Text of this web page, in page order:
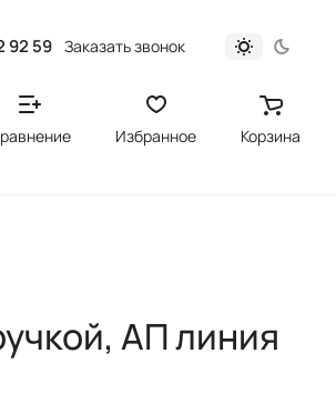
92 59 Заказать звонок
Избранное Корзина
АП линия